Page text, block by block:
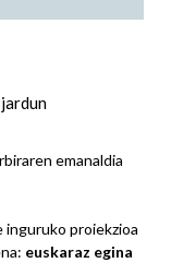
jardun
emanaldia
proiekzioa
euskaraz egina